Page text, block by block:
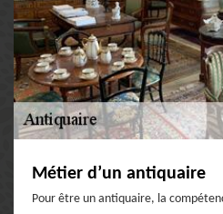
Métier d’un antiquaire
Pour être un antiquaire, la